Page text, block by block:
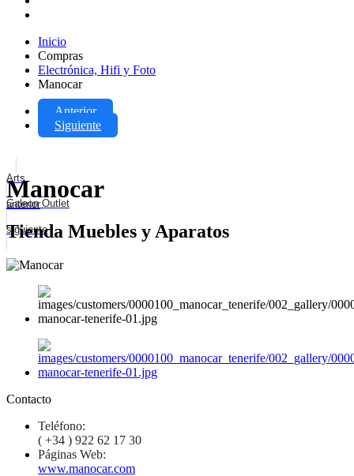
Inicio
Compras
Electrónica, Hifi y Foto
Manocar
Anterior
Siguiente
Arts
anterior
Galeon Outlet
siguiente
Manocar
Tienda Muebles y Aparatos
Contacto
Teléfono:
( +34 ) 922 62 17 30
Páginas Web:
www.manocar.com